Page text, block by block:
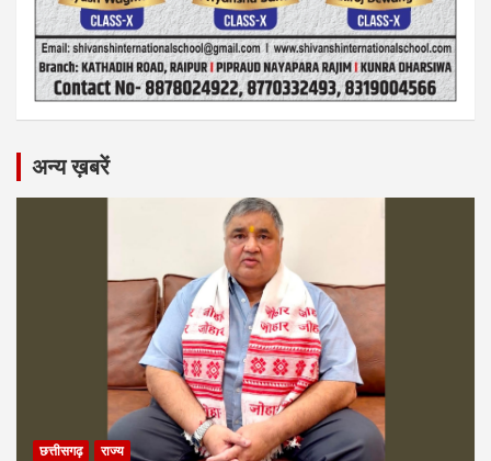
अन्य ख़बरें
छत्तीसगढ़ राज्य